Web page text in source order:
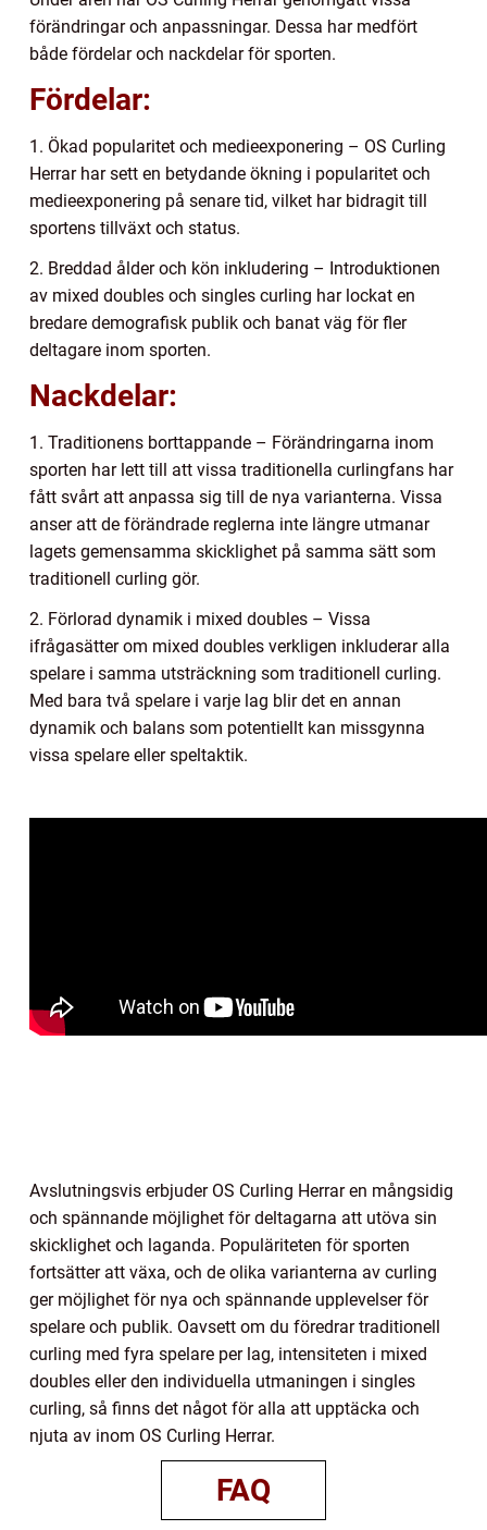
förändringar och anpassningar. Dessa har medfört
både fördelar och nackdelar för sporten.
Fördelar:
1. Ökad popularitet och medieexponering – OS Curling
Herrar har sett en betydande ökning i popularitet och
medieexponering på senare tid, vilket har bidragit till
sportens tillväxt och status.
2. Breddad ålder och kön inkludering – Introduktionen
av mixed doubles och singles curling har lockat en
bredare demografisk publik och banat väg för fler
deltagare inom sporten.
Nackdelar:
1. Traditionens borttappande – Förändringarna inom
sporten har lett till att vissa traditionella curlingfans har
fått svårt att anpassa sig till de nya varianterna. Vissa
anser att de förändrade reglerna inte längre utmanar
lagets gemensamma skicklighet på samma sätt som
traditionell curling gör.
2. Förlorad dynamik i mixed doubles – Vissa
ifrågasätter om mixed doubles verkligen inkluderar alla
spelare i samma utsträckning som traditionell curling.
Med bara två spelare i varje lag blir det en annan
dynamik och balans som potentiellt kan missgynna
vissa spelare eller speltaktik.
Avslutningsvis erbjuder OS Curling Herrar en mångsidig
och spännande möjlighet för deltagarna att utöva sin
skicklighet och laganda. Populäriteten för sporten
fortsätter att växa, och de olika varianterna av curling
ger möjlighet för nya och spännande upplevelser för
spelare och publik. Oavsett om du föredrar traditionell
curling med fyra spelare per lag, intensiteten i mixed
doubles eller den individuella utmaningen i singles
curling, så finns det något för alla att upptäcka och
njuta av inom OS Curling Herrar.
FAQ